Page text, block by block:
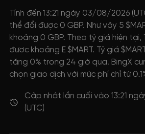
Tính đến 13:21 ngày 03/08/2026
thể đổi được 0 GBP. Như vậy 5
khoảng 0 GBP. Theo tỷ giá hiện tại,
được khoảng E $MART. Tỷ giá
tăng 0% trong 24 giờ qua. BingX
chọn giao dịch với mức phí chỉ từ
Cập nhật lần cuối vào 13:21
(UTC)